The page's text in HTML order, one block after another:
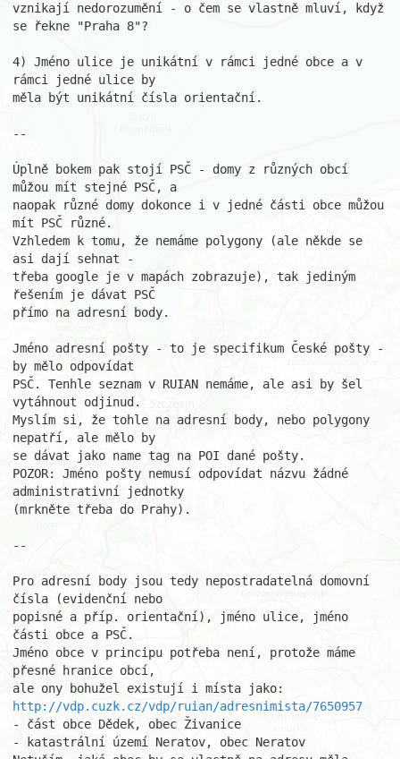
vznikají nedorozumění - o čem se vlastně mluví, když
se řekne "Praha 8"?
4) Jméno ulice je unikátní v rámci jedné obce a v
rámci jedné ulice by
měla být unikátní čísla orientační.
--
Úplně bokem pak stojí PSČ - domy z různých obcí
můžou mít stejné PSČ, a
naopak různé domy dokonce i v jedné části obce můžou
mít PSČ různé.
Vzhledem k tomu, že nemáme polygony (ale někde se
asi dají sehnat -
třeba google je v mapách zobrazuje), tak jediným
řešením je dávat PSČ
přímo na adresní body.
Jméno adresní pošty - to je specifikum České pošty -
by mělo odpovídat
PSČ. Tenhle seznam v RUIAN nemáme, ale asi by šel
vytáhnout odjinud.
Myslím si, že tohle na adresní body, nebo polygony
nepatří, ale mělo by
se dávat jako name tag na POI dané pošty.
POZOR: Jméno pošty nemusí odpovídat názvu žádné
administrativní jednotky
(mrkněte třeba do Prahy).
--
Pro adresní body jsou tedy nepostradatelná domovní
čísla (evidenční nebo
popisné a příp. orientační), jméno ulice, jméno
části obce a PSČ.
Jméno obce v principu potřeba není, protože máme
přesné hranice obcí,
http://vdp.cuzk.cz/vdp/ruian/adresnimista/7650957
- část obce Dědek, obec Živanice
- katastrální území Neratov, obec Neratov